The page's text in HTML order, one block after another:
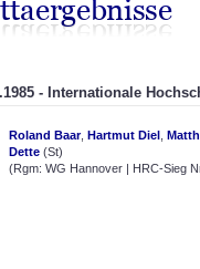
- Internationale
Roland Baar, Hartmut Diel
Dette (St)
(Rgm: WG Hannover | HRC-Sieg